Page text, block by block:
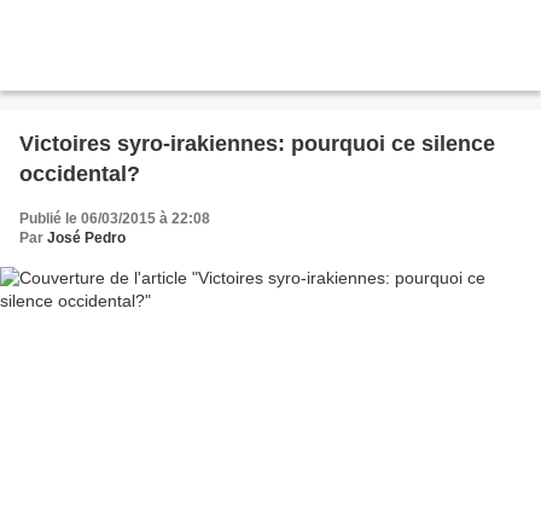
Victoires syro-irakiennes: pourquoi ce silence
occidental?
Publié le 06/03/2015 à 22:08
Par José Pedro